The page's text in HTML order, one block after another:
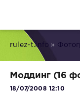
rulez-t.info »
Моддинг (16
18/07/2008 12:10